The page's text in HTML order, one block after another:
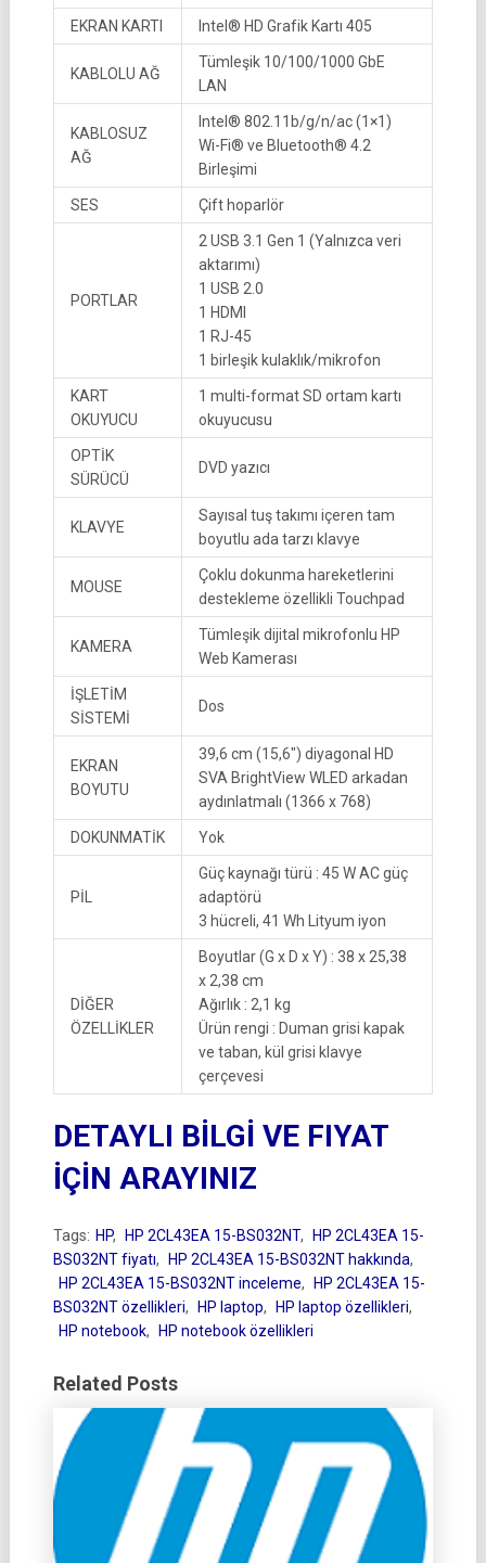
EKRAN KARTI Intel® HD Grafik Kartı 405
KABLOLU AĞ
Tümleşik 10/100/1000 GbE
LAN
KABLOSUZ
AĞ
Intel® 802.11b/g/n/ac (1×1)
Wi-Fi® ve Bluetooth® 4.2
Birleşimi
SES Çift hoparlör
PORTLAR
2 USB 3.1 Gen 1 (Yalnızca veri
aktarımı)
1 USB 2.0
1 HDMI
1 RJ-45
1 birleşik kulaklık/mikrofon
KART
OKUYUCU
1 multi-format SD ortam kartı
okuyucusu
OPTİK
SÜRÜCÜ
DVD yazıcı
KLAVYE
Sayısal tuş takımı içeren tam
boyutlu ada tarzı klavye
MOUSE
Çoklu dokunma hareketlerini
destekleme özellikli Touchpad
KAMERA
Tümleşik dijital mikrofonlu HP
Web Kamerası
İŞLETİM
SİSTEMİ
Dos
EKRAN
BOYUTU
39,6 cm (15,6″) diyagonal HD
SVA BrightView WLED arkadan
aydınlatmalı (1366 x 768)
DOKUNMATİK Yok
PİL
Güç kaynağı türü : 45 W AC güç
adaptörü
3 hücreli, 41 Wh Lityum iyon
DİĞER
ÖZELLİKLER
Boyutlar (G x D x Y) : 38 x 25,38
x 2,38 cm
Ağırlık : 2,1 kg
Ürün rengi : Duman grisi kapak
ve taban, kül grisi klavye
çerçevesi
DETAYLI BİLGİ VE FIYAT
İÇİN ARAYINIZ
Tags: HP, HP 2CL43EA 15-BS032NT,
HP 2CL43EA 15-
BS032NT fiyatı, HP 2CL43EA 15-BS032NT hakkında,
HP 2CL43EA 15-BS032NT inceleme,
HP 2CL43EA 15-
BS032NT özellikleri, HP laptop, HP laptop özellikleri,
HP notebook, HP notebook özellikleri
Related Posts